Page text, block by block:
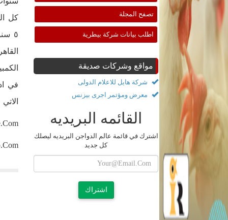
تصفح المجلة
اطلب بيانات شركة بيطرية
مواقع وشركات صديقة
شركة هايل للاعلام الدولى
معرض ومؤتمر اجرى بيزنس
القائمه البريديه
اشترك في قائمة عالم الدواجن البريديه ليصلك
كل جديد
اشتراك
الكمبيوتر ٦- سكرتيرة خبرة ٥
الاتي